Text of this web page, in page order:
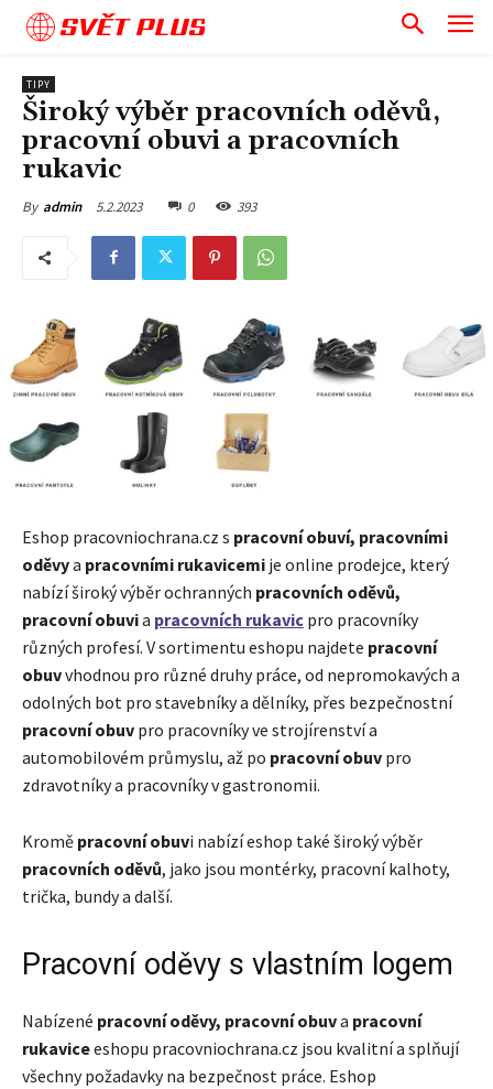
SVĚT PLUS
TIPY
Široký výběr pracovních oděvů,
pracovní obuvi a pracovních
rukavic
By admin 5.2.2023 0 393
Eshop pracovniochrana.cz s pracovní obuví, pracovními
oděvya pracovními rukavicemi je online prodejce, který
nabízí široký výběr ochranných pracovních oděvů,
pracovní obuvia pracovních rukavic pro pracovníky
různých profesí. V sortimentu eshopu najdete pracovní
obuvvhodnou pro různé druhy práce, od nepromokavých a
odolných bot pro stavebníky a dělníky, přes bezpečnostní
pracovní obuv pro pracovníky ve strojírenství a
automobilovém průmyslu, až po pracovní obuv pro
zdravotníky a pracovníky v gastronomii.
Kromě pracovní obuvi nabízí eshop také široký výběr
pracovních oděvů, jako jsou montérky, pracovní kalhoty,
trička, bundy a další.
Pracovní oděvy s vlastním logem
Nabízené pracovní oděvy, pracovní obuva pracovní
rukaviceeshopu pracovniochrana.cz jsou kvalitní a splňují
všechny požadavky na bezpečnost práce. Eshop